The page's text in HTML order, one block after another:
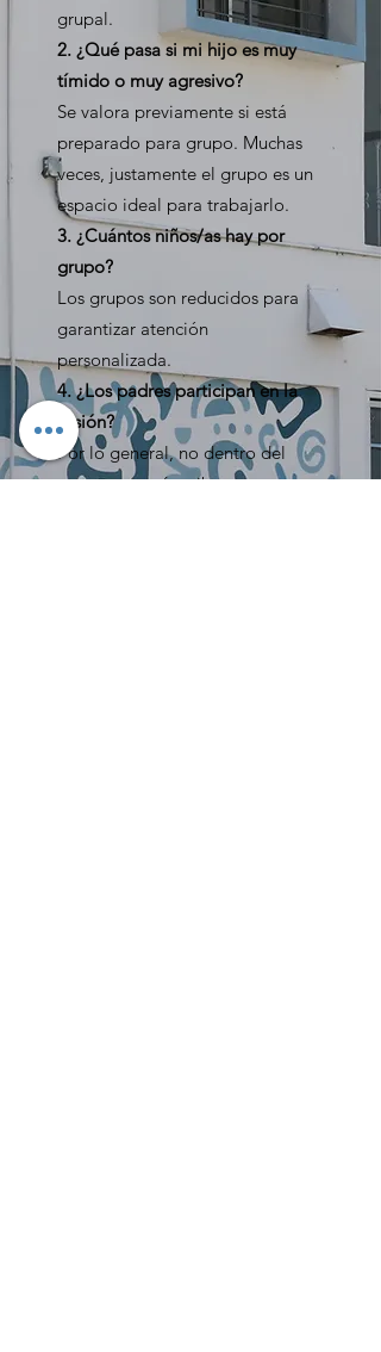
grupal.
2. ¿Qué pasa si mi hijo es muy
tímido o muy agresivo?
Se valora previamente si está
preparado para grupo. Muchas
veces, justamente el grupo es un
espacio ideal para trabajarlo.
3. ¿Cuántos niños/as hay por
grupo?
Los grupos son reducidos para
garantizar atención
personalizada.
4. ¿Los padres participan en la
sesión?
Por lo general, no dentro del
grupo, pero sí reciben